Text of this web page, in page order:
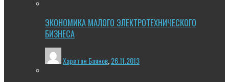
ЭКОНОМИКА МАЛОГО ЭЛЕКТРОТЕХНИЧЕСКОГО
БИЗНЕСА
Харитон Баянов 26.11.2013